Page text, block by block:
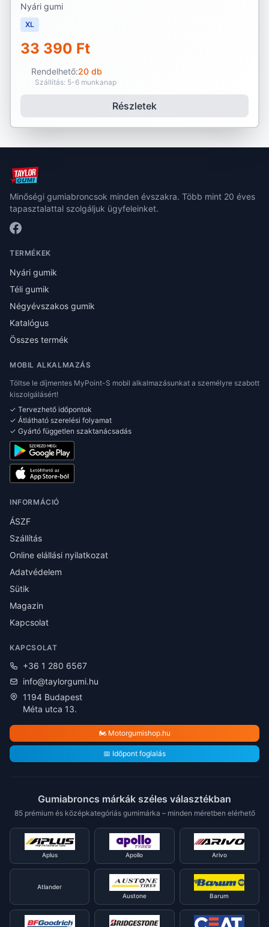
Nyári gumi
XL
33 390 Ft
Rendelhető:20 db
Szállítás: 5-6 munkanap
Részletek
Minőségi gumiabroncsok minden évszakra. Több mint 20 éves
tapasztalattal szolgáljuk ügyfeleinket.
TERMÉKEK
Nyári gumik
Téli gumik
Négyévszakos gumik
Katalógus
Összes termék
MOBIL ALKALMAZÁS
Töltse le díjmentes MyPoint-S mobil alkalmazásunkat a személyre szabott
kiszolgálásért!
✓ Tervezhető időpontok
✓ Átlátható szerelési folyamat
✓ Gyártó független szaktanácsadás
INFORMÁCIÓ
ÁSZF
Szállítás
Online elállási nyilatkozat
Adatvédelem
Sütik
Magazin
Kapcsolat
KAPCSOLAT
+36 1 280 6567
info@taylorgumi.hu
1194 Budapest
Méta utca 13.
🏍️ Motorgumishop.hu
📅 Időpont foglalás
Gumiabroncs márkák széles választékban
85 prémium és középkategóriás gumimárka – minden méretben elérhető
Aplus Apollo Arivo
Atlander
Austone
Barum